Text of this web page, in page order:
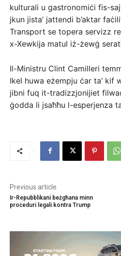
kulturali u gastronomiċi fis-
jkun jista’ jattendi b’aktar
Transport se topera servizz
x-Xewkija matul iż-żewġ
Il-Ministru Clint Camilleri
Ikel huwa eżempju ċar ta’ kif
jibni fuq it-tradizzjonijiet
ġodda li jsaħħu l-esperjenza
Previous article
Ir-Repubblikani beżgħana minn
proċeduri legali kontra Trump